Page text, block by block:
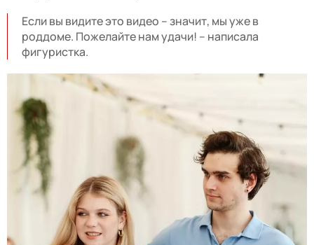
Если вы видите это видео – значит, мы уже в
роддоме. Пожелайте нам удачи! – написала
фигуристка.